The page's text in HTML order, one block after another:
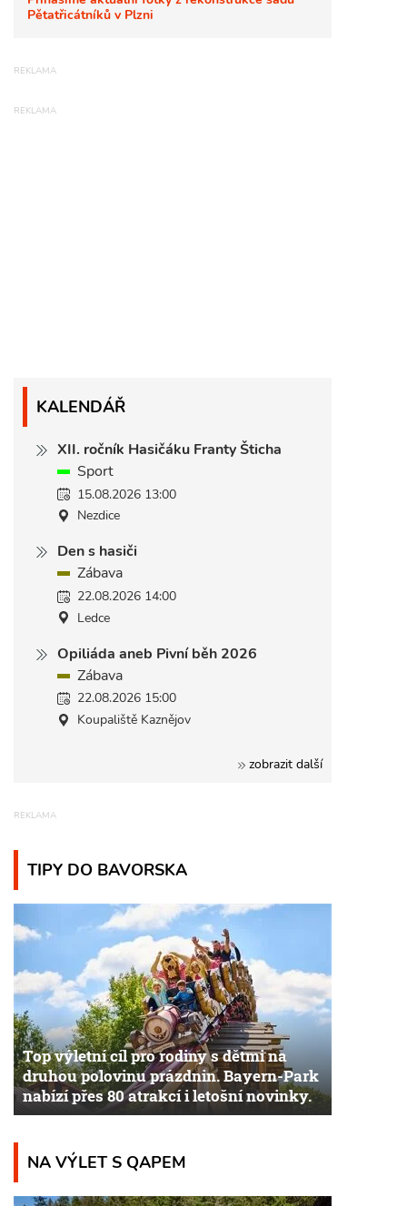
Pětatřicátníků v Plzni
KALENDÁŘ
XII. ročník Hasičáku Franty Šticha
Sport
15.08.2026 13:00
Nezdice
Den s hasiči
Zábava
22.08.2026 14:00
Ledce
Opiliáda aneb Pivní běh 2026
Zábava
22.08.2026 15:00
Koupaliště Kaznějov
zobrazit další
TIPY DO BAVORSKA
Top výletní cíl pro rodiny s dětmi na
druhou polovinu prázdnin. Bayern-Park
nabízí přes 80 atrakcí i letošní novinky.
NA VÝLET S QAPEM